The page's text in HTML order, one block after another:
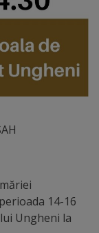
14-16
Ungheni la